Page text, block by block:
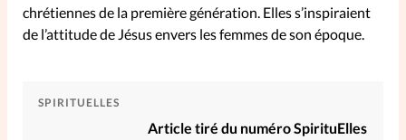
chrétiennes de la première génération. Elles s’inspiraient
de l’attitude de Jésus envers les femmes de son époque.
SPIRITUELLES
Article tiré du numéro SpirituElles